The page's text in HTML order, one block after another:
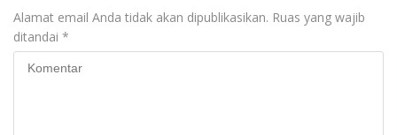
Alamat email Anda tidak akan dipublikasikan. Ruas yang wajib
ditandai *